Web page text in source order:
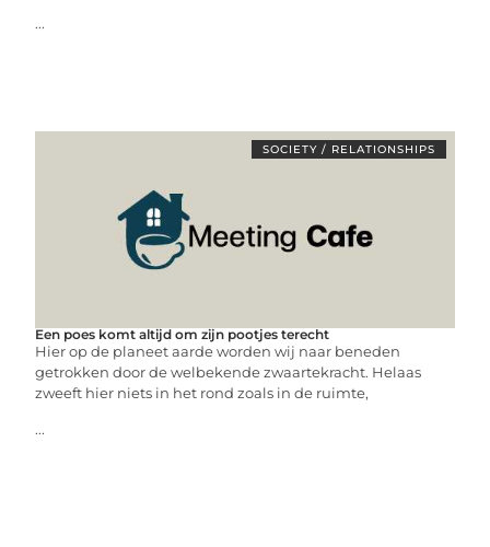
...
SOCIETY / RELATIONSHIPS
Een poes komt altijd om zijn pootjes terecht
Hier op de planeet aarde worden wij naar beneden
getrokken door de welbekende zwaartekracht. Helaas
zweeft hier niets in het rond zoals in de ruimte,
...